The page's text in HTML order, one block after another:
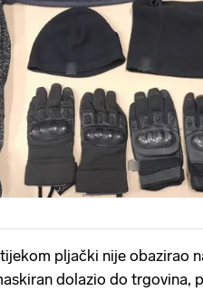
pljački nije obazirao
dolazio do trgovina,